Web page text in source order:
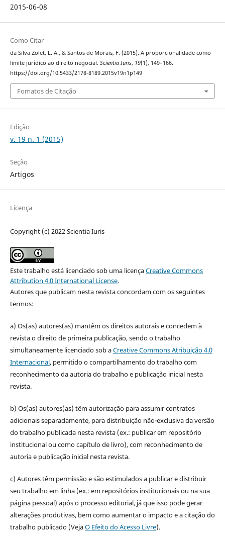
2015-06-08
Como Citar
da Silva Zolet, L. A., & Santos de Morais, F. (2015). A proporcionalidade como
limite jurídico ao direito negocial. Scientia Iuris, 19(1), 149–166.
https://doi.org/10.5433/2178-8189.2015v19n1p149
Fomatos de Citação
Edição
v. 19 n. 1 (2015)
Seção
Artigos
Licença
Copyright (c) 2022 Scientia Iuris
Este trabalho está licenciado sob uma licençaCreative Commons
Attribution 4.0 International License.
Autores que publicam nesta revista concordam com os seguintes
termos:
a) Os(as) autores(as) mantêm os direitos autorais e concedem à
revista o direito de primeira publicação, sendo o trabalho
simultaneamente licenciado sob aCreative Commons Atribuição 4.0
Internacional, permitido o compartilhamento do trabalho com
reconhecimento da autoria do trabalho e publicação inicial nesta
revista.
b) Os(as) autores(as) têm autorização para assumir contratos
adicionais separadamente, para distribuição não-exclusiva da versão
do trabalho publicada nesta revista (ex.: publicar em repositório
institucional ou como capítulo de livro), com reconhecimento de
autoria e publicação inicial nesta revista.
c) Autores têm permissão e são estimulados a publicar e distribuir
seu trabalho em linha (ex.: em repositórios institucionais ou na sua
página pessoal) após o processo editorial, já que isso pode gerar
alterações produtivas, bem como aumentar o impacto e a citação do
trabalho publicado (VejaO Efeito do Acesso Livre).